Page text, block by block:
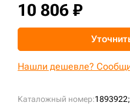
Каталожный номер:1893922;
10 806 ₽
Нашли дешевле?